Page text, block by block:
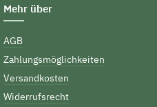
Mehr über
AGB
Zahlungsmöglichkeiten
Versandkosten
Widerrufsrecht